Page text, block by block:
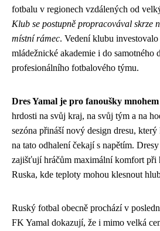
fotbalu v regionech vzdálených od
Klub se postupně propracovával skrze
místní rámec. Vedení klubu
mládežnické akademie i do
profesionálního fotbalového týmu.
Dres Yamal je pro fanoušky
hrdosti na svůj kraj, na svůj tým a na
sezóna přináší nový design dresu,
na tato odhalení čekají s napětím.
zajišťují hráčům maximální komfort při
Ruska, kde teploty mohou klesnout
Ruský fotbal obecně prochází v
FK Yamal dokazují, že i mimo velká